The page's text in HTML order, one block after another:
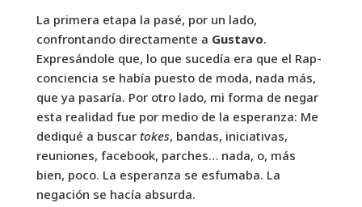
La primera etapa la pasé, por un lado,
confrontando directamente a Gustavo.
Expresándole que, lo que sucedía era que el Rap-
conciencia se había puesto de moda, nada más,
que ya pasaría. Por otro lado, mi forma de negar
esta realidad fue por medio de la esperanza: Me
dediqué a buscar tokes, bandas, iniciativas,
reuniones, facebook, parches… nada, o, más
bien, poco. La esperanza se esfumaba. La
negación se hacía absurda.